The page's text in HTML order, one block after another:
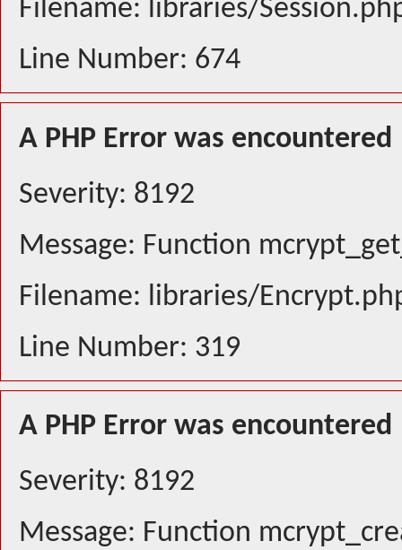
Filename: libraries/
Line Number: 674
A PHP Error was encountered
Severity: 8192
Message: Function
Filename: libraries/
Line Number: 319
A PHP Error was encountered
Severity: 8192
Message: Function